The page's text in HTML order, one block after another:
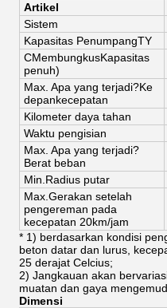
Artikel
Sistem
Kapasitas PenumpangTY
CMembungkusKapasitas
penuh)
Max. Apa yang terjadi?Ke
depankecepatan
Kilometer daya tahan
Waktu pengisian
Max. Apa yang terjadi?
Berat beban
Min. Radius putar
Max.Gerakan setelah
pengereman pada
kecepatan 20km/jam
* 1) berdasarkan kondisi
beton datar dan lurus,
25 derajat Celcius;
2) Jangkauan akan
muatan dan gaya
Dimensi